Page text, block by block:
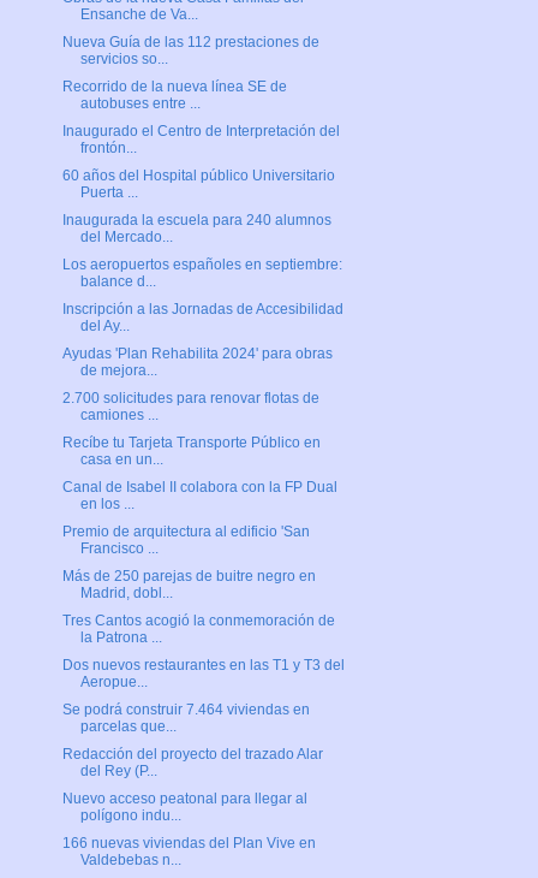
Ensanche de Va...
Nueva Guía de las 112 prestaciones de
servicios so...
Recorrido de la nueva línea SE de
autobuses entre ...
Inaugurado el Centro de Interpretación del
frontón...
60 años del Hospital público Universitario
Puerta ...
Inaugurada la escuela para 240 alumnos
del Mercado...
Los aeropuertos españoles en septiembre:
balance d...
Inscripción a las Jornadas de Accesibilidad
del Ay...
Ayudas 'Plan Rehabilita 2024' para obras
de mejora...
2.700 solicitudes para renovar flotas de
camiones ...
Recíbe tu Tarjeta Transporte Público en
casa en un...
Canal de Isabel II colabora con la FP Dual
en los ...
Premio de arquitectura al edificio 'San
Francisco ...
Más de 250 parejas de buitre negro en
Madrid, dobl...
Tres Cantos acogió la conmemoración de
la Patrona ...
Dos nuevos restaurantes en las T1 y T3 del
Aeropue...
Se podrá construir 7.464 viviendas en
parcelas que...
Redacción del proyecto del trazado Alar
del Rey (P...
Nuevo acceso peatonal para llegar al
polígono indu...
166 nuevas viviendas del Plan Vive en
Valdebebas n...